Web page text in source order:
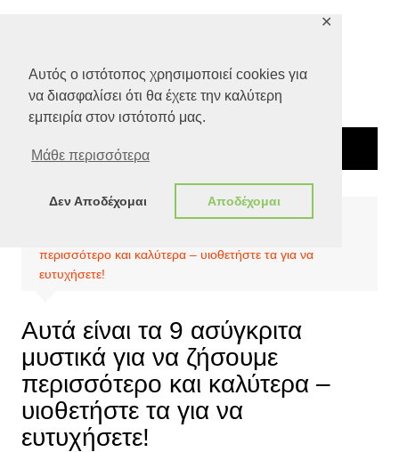
Αυτός ο ιστότοπος χρησιμοποιεί cookies για
να διασφαλίσει ότι θα έχετε την καλύτερη
εμπειρία στον ιστότοπό μας.
Μάθε περισσότερα
Δεν Αποδέχομαι Αποδέχομαι
✕
Ποιότητα Ζωής
Υγεία
περισσότερο και καλύτερα – υιοθετήστε τα για να
ευτυχήσετε!
Αυτά είναι τα 9 ασύγκριτα
μυστικά για να ζήσουμε
περισσότερο και καλύτερα –
υιοθετήστε τα για να
ευτυχήσετε!